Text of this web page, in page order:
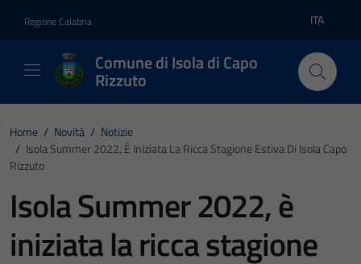
Regione Calabria Lingua
ITA
Comune di Isola di Capo
Rizzuto
Home / Novità / Notizie
/ Isola Summer 2022, È Iniziata La Ricca Stagione Estiva Di Isola Capo
Rizzuto
Isola Summer 2022, è
iniziata la ricca stagione